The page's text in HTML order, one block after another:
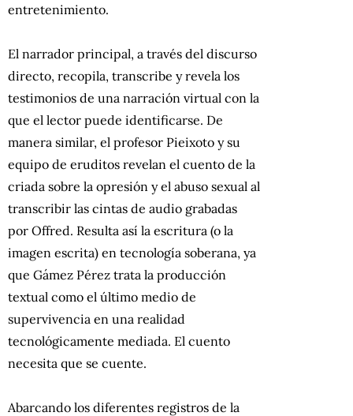
entretenimiento.
El narrador principal, a través del discurso
directo, recopila, transcribe y revela los
testimonios de una narración virtual con la
que el lector puede identificarse. De
manera similar, el profesor Pieixoto y su
equipo de eruditos revelan el cuento de la
criada sobre la opresión y el abuso sexual al
transcribir las cintas de audio grabadas
por Offred. Resulta así la escritura (o la
imagen escrita) en tecnología soberana, ya
que Gámez Pérez trata la producción
textual como el último medio de
supervivencia en una realidad
tecnológicamente mediada. El cuento
necesita que se cuente.
Abarcando los diferentes registros de la